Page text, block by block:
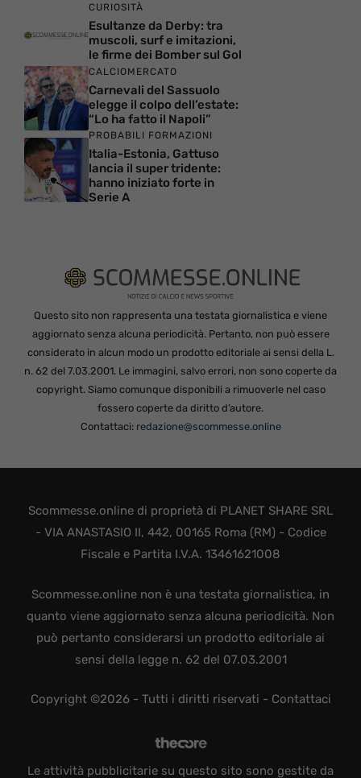
CURIOSITÀ
Esultanze da Derby: tra
muscoli, surf e imitazioni,
le firme dei Bomber sul Gol
CALCIOMERCATO
Carnevali del Sassuolo
elegge il colpo dell’estate:
“Lo ha fatto il Napoli”
PROBABILI FORMAZIONI
Italia-Estonia, Gattuso
lancia il super tridente:
hanno iniziato forte in
Serie A
Questo sito non rappresenta una testata giornalistica e viene
aggiornato senza alcuna periodicità. Pertanto, non può essere
considerato in alcun modo un prodotto editoriale ai sensi della L.
n. 62 del 7.03.2001. Le immagini, salvo errori, non sono coperte da
copyright. Siamo comunque disponibili a rimuoverle nel caso
fossero coperte da diritto d’autore.
Contattaci: redazione@scommesse.online
Scommesse.online di proprietà di PLANET SHARE SRL
- VIA ANASTASIO II, 442, 00165 Roma (RM) - Codice
Fiscale e Partita I.V.A. 13461621008
Scommesse.online non è una testata giornalistica, in
quanto viene aggiornato senza alcuna periodicità. Non
può pertanto considerarsi un prodotto editoriale ai
sensi della legge n. 62 del 07.03.2001
Copyright ©2026 - Tutti i diritti riservati - Contattaci
Le attività pubblicitarie su questo sito sono gestite da